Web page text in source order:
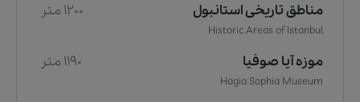
مناطق تاریخی استانبول 1200 متر
Historic Areas of Istanbul
موزه آیا صوفیا 1190 متر
Hagia Sophia Museum